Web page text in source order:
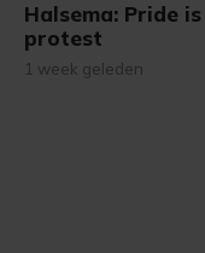
Halsema: Pride
protest
1 week geleden